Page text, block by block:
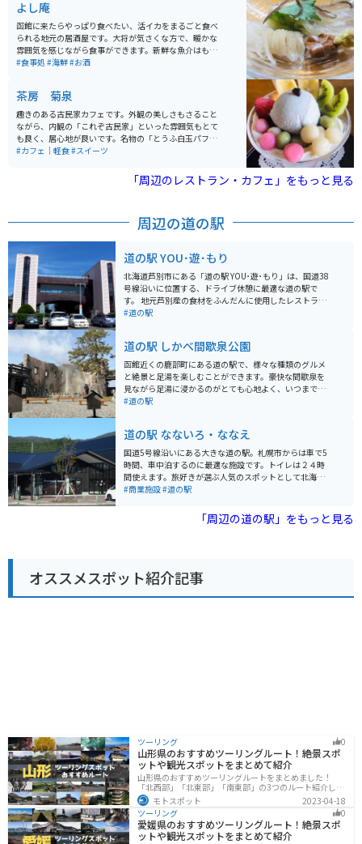
よし庵
函館に来たらやっぱり食べたい、活イカをまるごと食べ
られる地元の居酒屋です。大将が気さくな方で、暖かな
雰囲気を感じながら食事ができます。新鮮な魚介はもち
ろん、美味しいお料理がたくさんあるので、その日のオ
満点です。
#食事処 #海鮮#お酒
茶房 菊泉
趣きのある古民家カフェです。外観の美しさもさること
ながら、内観の「これぞ古民家」といった雰囲気もとて
も良く、居心地が良いです。名物の「とうふ白玉パフ
ェ」は見た目も可愛らしくカラフルな和風パフェで、店
いです。スイーツの他に軽食もあるので、ゆったりと休
憩するのにもってこいのスポットです。
#カフェ｜軽食#スイーツ
「周辺のレストラン・カフェ」をもっと見る
周辺の道の駅
道の駅 YOU･遊･もり
北海道芦別市にある「道の駅 YOU･遊･もり」は、国道38
号線沿いに位置する、ドライブ休憩に最適な道の駅で
す。 地元芦別産の食材をふんだんに使用したレストラン
や、地元で採れた新鮮な野菜や果物を販売する農産物直
ひ一度味わってみてください。 また、隣接する「芦別温
泉スターライトホテル」には、日帰り入浴可能な温泉施
設もあるため、長距離ドライブの疲れを癒すのにも最適
です。 バイクで訪れる場合、駐車場も広々としているた
め、安心して駐車できます。 道の駅周辺には、炭鉱の歴
#道の駅
道の駅 しかべ間歇泉公園
函館近くの鹿部町にある道の駅で、様々な種類のグルメ
と絶景と足湯を楽しむことができます。豪快な間歇泉を
見ながら足湯に浸かるのがとても心地よく、いつまでも
いられます。 特におすすめなのがグルメで、一番のオス
部名産のタラコとその親のスケソウダラのフライを使用
した親子バーガーも絶品です。 駐車場はあまり広くあり
ませんが、混雑もしないのでゆったり止められます。
#道の駅
道の駅 なないろ・ななえ
国道5号線沿いにある大きな道の駅。札幌市からは車で5
時間、車中泊するのに最適な施設です。トイレは２４時
間使えます。旅好きが選ぶ人気のスポットとして北海道
では第一位。全国で第4位の人気を誇ってます。駐車可能
#商業施設#道の駅
「周辺の道の駅」をもっと見る
オススメスポット紹介記事
ツーリング 0
山形県のおすすめツーリングルート！絶景スポ
ットや観光スポットをまとめて紹介
山形県のおすすめツーリングルートをまとめました！
「北西部」「北東部」「南東部」の3つのルート紹介しま
す。豊かな自然と歴史的な観光スポット、山と海どちら
も堪能できるスポットが多数あります。バイクで山形県
にツーリングに行く際は参考にしてください。
モトスポット
2023-04-18
ツーリング
0
愛媛県のおすすめツーリングルート！絶景スポ
ットや観光スポットをまとめて紹介